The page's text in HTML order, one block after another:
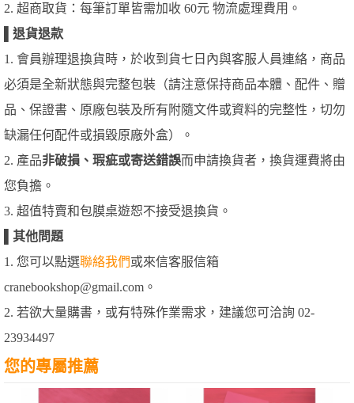
2. 超商取貨：每筆訂單皆需加收 60元 物流處理費用。
退貨退款
1. 會員辦理退換貨時，於收到貨七日內與客服人員連絡，商品
必須是全新狀態與完整包裝（請注意保持商品本體、配件、贈
品、保證書、原廠包裝及所有附隨文件或資料的完整性，切勿
缺漏任何配件或損毀原廠外盒）。
2. 產品非破損、瑕疵或寄送錯誤而申請換貨者，換貨運費將由
您負擔。
3. 超值特賣和包膜桌遊恕不接受退換貨。
其他問題
1. 您可以點選聯絡我們或來信客服信箱
cranebookshop@gmail.com。
2. 若欲大量購書，或有特殊作業需求，建議您可洽詢 02-
23934497
您的專屬推薦